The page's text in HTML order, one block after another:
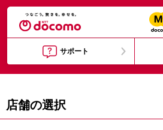
サポート
店舗の選択